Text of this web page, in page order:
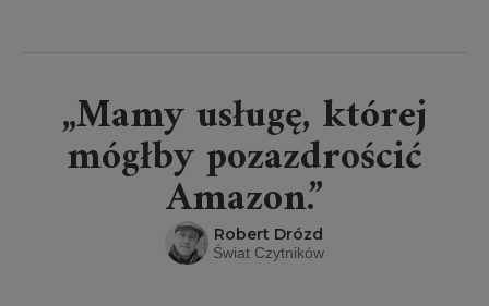
„Mamy usługę, której
mógłby pozazdrościć
Amazon.”
Robert Drózd
Świat Czytników